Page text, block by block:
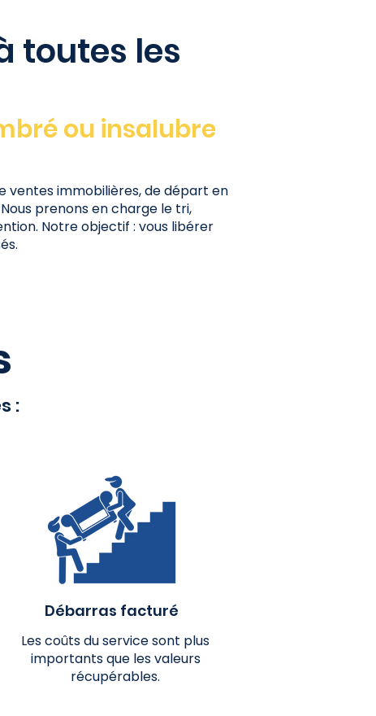
toutes les
ou insalubre
ventes immobilières, de départ en
prenons en charge le tri,
Notre objectif : vous libérer
:
Débarras facturé
Les coûts du service sont plus
importants que les valeurs
récupérables.